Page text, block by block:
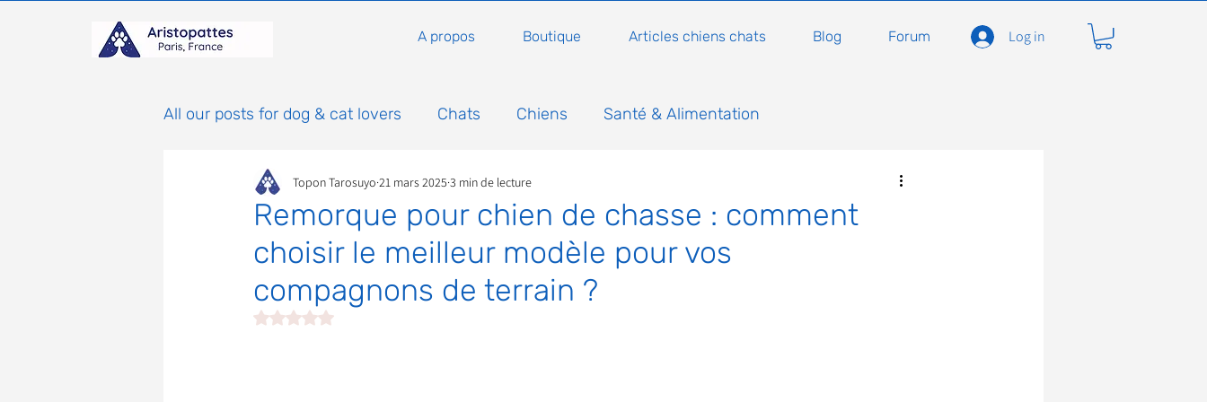
A propos Boutique Articles chiens chats Blog Forum Log in
All our posts for dog & cat lovers Chats Chiens Santé & Alimentation
Comportement & Éducation Conseils, histoires sur les chats
histoires Mammifères Nature Non classé Actualité Actuellement en soins
Adoptions : Frais et Procédure
Remorque pour chien de chasse : comment
choisir le meilleur modèle pour vos
compagnons de terrain ?
Topon Tarosuyo 21 mars 2025 3 min de lecture
Noté NaN étoiles sur 5.